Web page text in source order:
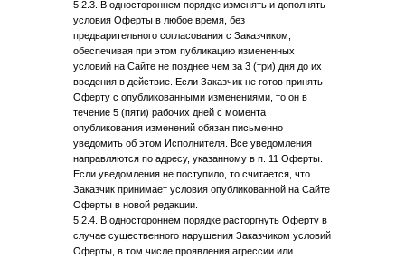
5.2.3. В одностороннем порядке изменять и дополнять
условия Оферты в любое время, без
предварительного согласования с Заказчиком,
обеспечивая при этом публикацию измененных
условий на Сайте не позднее чем за 3 (три) дня до их
введения в действие. Если Заказчик не готов принять
Оферту с опубликованными изменениями, то он в
течение 5 (пяти) рабочих дней с момента
опубликования изменений обязан письменно
уведомить об этом Исполнителя. Все уведомления
направляются по адресу, указанному в п. 11 Оферты.
Если уведомления не поступило, то считается, что
Заказчик принимает условия опубликованной на Сайте
Оферты в новой редакции.
5.2.4. В одностороннем порядке расторгнуть Оферту в
случае существенного нарушения Заказчиком условий
Оферты, в том числе проявления агрессии или